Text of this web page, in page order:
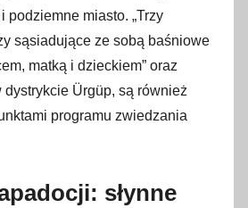
podziemne miasto. „Trzy
sąsiadujące ze sobą baśniowe
matką i dzieckiem” oraz
dystrykcie Ürgüp, są również
programu zwiedzania
słynne